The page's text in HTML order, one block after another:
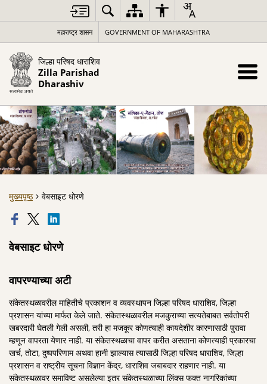
महाराष्ट्र शासन GOVERNMENT OF MAHARASHTRA
जिल्हा परिषद धाराशिव
Zilla Parishad
Dharashiv
मुख्यपृष्ठ वेबसाइट धोरणे
वेबसाइट धोरणे
वापरण्याच्या अटी
संकेतस्थळावरील माहितीचे प्रकाशन व व्यवस्थापन जिल्हा परिषद धाराशिव, जिल्हा
प्रशासन यांच्या मार्फत केले जाते. संकेतस्थळावरील मजकुराच्या सत्यतेबाबत सर्वतोपरी
खबरदारी घेतली गेली असली, तरी हा मजकूर कोणत्याही कायदेशीर कारणासाठी पुरावा
म्हणून वापरता येणार नाही. या संकेतस्थळाचा वापर करीत असताना कोणत्याही प्रकारचा
खर्च, तोटा, दुष्पपरिणाम अथवा हानी झाल्यास त्यासाठी जिल्हा परिषद धाराशिव, जिल्हा
प्रशासन व राष्ट्रीय सूचना विज्ञान केंद्र, धाराशिव जबाबदार राहणार नाही. या
संकेतस्थळावर समाविष्ट असलेल्या इतर संकेतस्थळाच्या लिंक्स फक्त नागरिकांच्या